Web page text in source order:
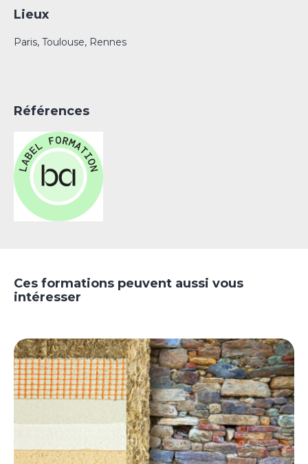
Lieux
Paris, Toulouse, Rennes
Références
Ces formations peuvent aussi vous
intéresser